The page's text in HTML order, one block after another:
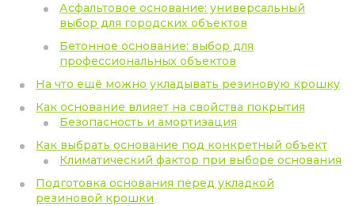
Асфальтовое основание: универсальный
выбор для городских объектов
Бетонное основание: выбор для
профессиональных объектов
На что ещё можно укладывать резиновую крошку
Как основание влияет на свойства покрытия
Безопасность и амортизация
Как выбрать основание под конкретный объект
Климатический фактор при выборе основания
Подготовка основания перед укладкой
резиновой крошки